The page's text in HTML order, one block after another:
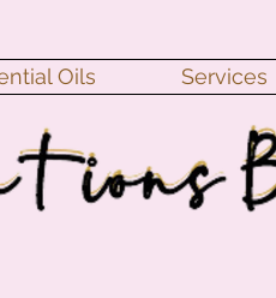
Oils Services